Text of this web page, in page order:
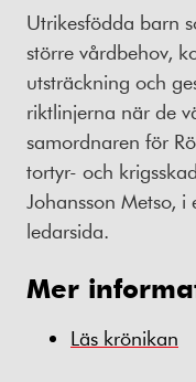
Utrikesfödda barn
större vårdbehov,
utsträckning och
riktlinjerna när de
samordnaren för
tortyr- och
Johansson Metso,
ledarsida.
Mer
Läs krönikan